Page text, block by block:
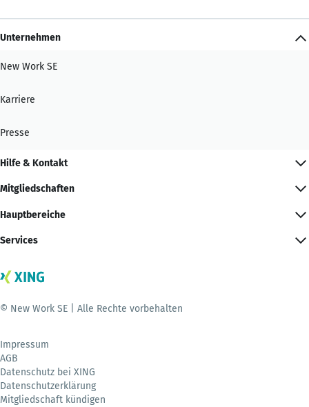
Unternehmen
New Work SE
Karriere
Presse
Hilfe & Kontakt
Mitgliedschaften
Hauptbereiche
Services
© New Work SE | Alle Rechte vorbehalten
Impressum
AGB
Datenschutz bei XING
Datenschutzerklärung
Mitgliedschaft kündigen